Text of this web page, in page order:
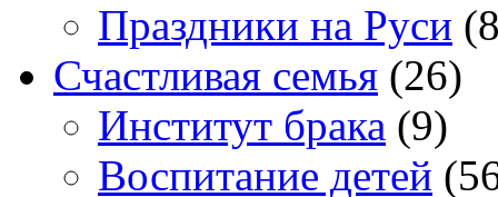
Праздники на Руси
Счастливая семья (26)
Институт брака (9)
Воспитание детей